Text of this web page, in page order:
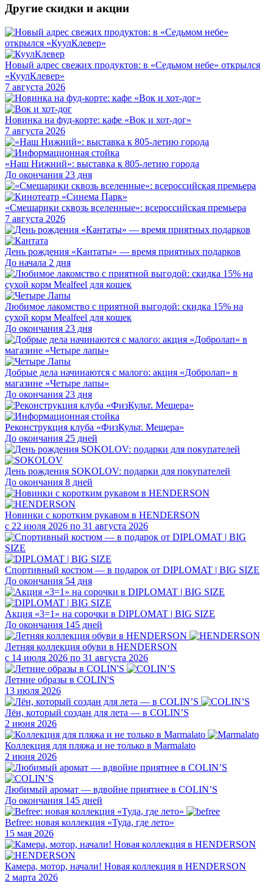
Другие скидки и акции
Новый адрес свежих продуктов: в «Седьмом небе» открылся
«КуулКлевер»
7 августа 2026
Новинка на фуд-корте: кафе «Вок и хот-дог»
7 августа 2026
«Наш Нижний»: выставка к 805-летию города
До окончания 23 дня
«Смешарики сквозь вселенные»: всероссийская премьера
7 августа 2026
День рождения «Кантаты» — время приятных подарков
До начала 2 дня
Любимое лакомство с приятной выгодой: скидка 15% на
сухой корм Mealfeel для кошек
До окончания 23 дня
Добрые дела начинаются с малого: акция «Добролап» в
магазине «Четыре лапы»
До окончания 23 дня
Реконструкция клуба «ФизКульт. Мещера»
До окончания 25 дней
День рождения SOKOLOV: подарки для покупателей
До окончания 8 дней
Новинки с коротким рукавом в HENDERSON
с 22 июля 2026 по 31 августа 2026
Спортивный костюм — в подарок от DIPLOMAT | BIG SIZE
До окончания 54 дня
Акция «3=1» на сорочки в DIPLOMAT | BIG SIZE
До окончания 145 дней
Летняя коллекция обуви в HENDERSON
с 14 июля 2026 по 31 августа 2026
Летние образы в COLIN'S
13 июля 2026
Лён, который создан для лета — в COLIN’S
2 июня 2026
Коллекция для пляжа и не только в Marmalato
2 июня 2026
Любимый аромат — вдвойне приятнее в COLIN’S
До окончания 145 дней
Befree: новая коллекция «Туда, где лето»
15 мая 2026
Камера, мотор, начали! Новая коллекция в HENDERSON
2 марта 2026